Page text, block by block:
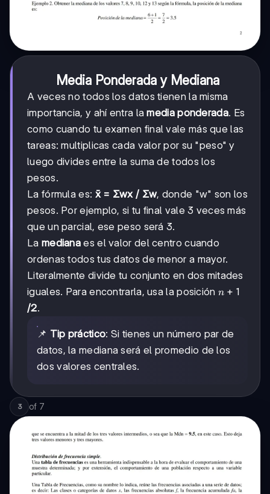
Media Ponderada y Mediana
A veces no todos los datos tienen la misma
importancia, y ahí entra lamedia ponderada. Es
como cuando tu examen final vale más que las
tareas: multiplicas cada valor por su "peso" y
luego divides entre la suma de todos los
pesos.
La fórmula es: x̄ = Σwx / Σw, donde "w" son los
pesos. Por ejemplo, si tu final vale 3 veces más
que un parcial, ese peso será 3.
La mediana es el valor del centro cuando
ordenas todos tus datos de menor a mayor.
Literalmente divide tu conjunto en dos mitades
iguales. Para encontrarla, usa la posición n+1
n + 1
/2.
📌 Tip práctico: Si tienes un número par de
datos, la mediana será el promedio de los
dos valores centrales.
3 of 7